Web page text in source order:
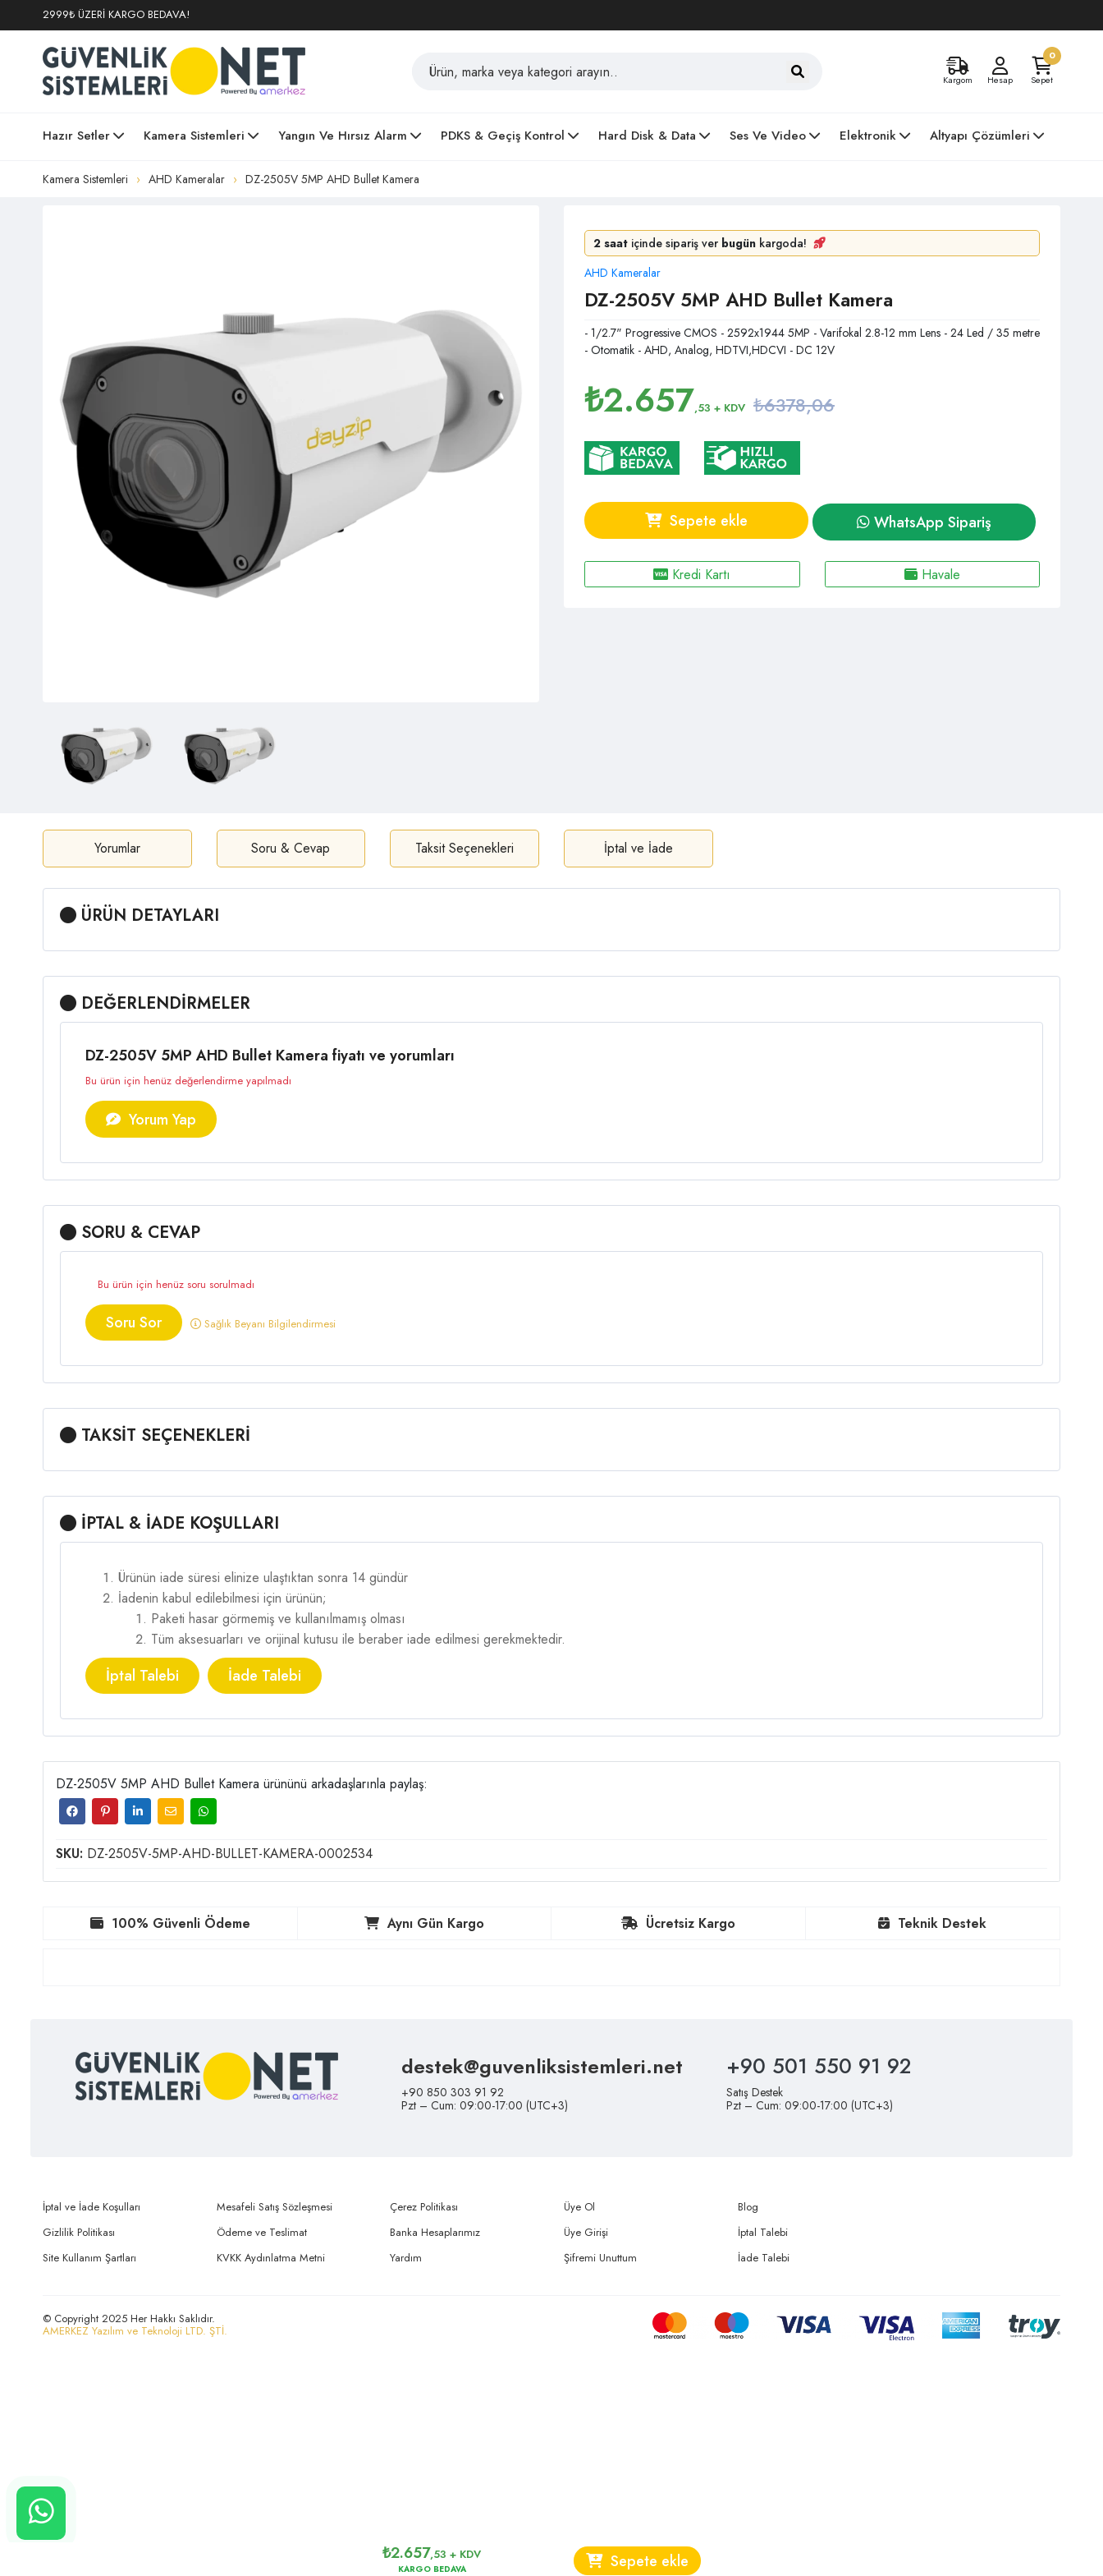
2999₺ ÜZERİ KARGO BEDAVA!
Kargom Hesap
0
Sepet
Hazır Setler Kamera Sistemleri Yangın Ve Hırsız Alarm PDKS & Geçiş Kontrol Hard Disk & Data Ses Ve Video Elektronik Altyapı Çözümleri
Kamera Sistemleri AHD Kameralar DZ-2505V 5MP AHD Bullet Kamera
2 saat içinde sipariş ver bugün kargoda!
AHD Kameralar
DZ-2505V 5MP AHD Bullet Kamera
- 1/2.7" Progressive CMOS - 2592x1944 5MP - Varifokal 2.8-12 mm Lens - 24 Led / 35 metre
- Otomatik - AHD, Analog, HDTVI,HDCVI - DC 12V
₺2.657,53 + KDV ₺6378,06
Sepete ekle WhatsApp Sipariş
Kredi Kartı Havale
Yorumlar Soru & Cevap Taksit Seçenekleri İptal ve İade
ÜRÜN DETAYLARI
DEĞERLENDİRMELER
DZ-2505V 5MP AHD Bullet Kamera fiyatı ve yorumları
Bu ürün için henüz değerlendirme yapılmadı
Yorum Yap
SORU & CEVAP
Bu ürün için henüz soru sorulmadı
Soru Sor Sağlık Beyanı Bilgilendirmesi
TAKSİT SEÇENEKLERİ
İPTAL & İADE KOŞULLARI
Ürünün iade süresi elinize ulaştıktan sonra 14 gündür
İadenin kabul edilebilmesi için ürünün;
Paketi hasar görmemiş ve kullanılmamış olması
Tüm aksesuarları ve orijinal kutusu ile beraber iade edilmesi gerekmektedir.
İptal Talebi İade Talebi
DZ-2505V 5MP AHD Bullet Kamera ürününü arkadaşlarınla paylaş:
SKU: DZ-2505V-5MP-AHD-BULLET-KAMERA-0002534
₺2.657,53 + KDV
KARGO BEDAVA Sepete ekle
100% Güvenli Ödeme Aynı Gün Kargo Ücretsiz Kargo Teknik Destek
destek@guvenliksistemleri.net
+90 850 303 91 92
Pzt – Cum: 09:00-17:00 (UTC+3)
+90 501 550 91 92
Satış Destek
Pzt – Cum: 09:00-17:00 (UTC+3)
İptal ve İade Koşulları
Gizlilik Politikası
Site Kullanım Şartları
Mesafeli Satış Sözleşmesi
Ödeme ve Teslimat
KVKK Aydınlatma Metni
Çerez Politikası
Banka Hesaplarımız
Yardım
Üye Ol
Üye Girişi
Şifremi Unuttum
Blog
İptal Talebi
İade Talebi
© Copyright 2025 Her Hakkı Saklıdır.
AMERKEZ Yazılım ve Teknoloji LTD. ŞTİ.